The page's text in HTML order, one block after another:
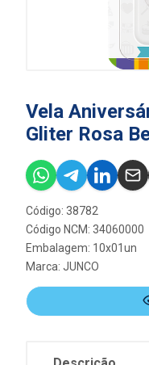
Vela
Gliter Rosa
Código: 38782
Código NCM: 34060000
Embalagem: 10x01un
Marca: JUNCO